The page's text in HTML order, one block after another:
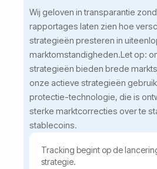
Wij geloven in transparantie
rapportages laten zien hoe
strategieën presteren in
marktomstandigheden.Let op:
strategieën bieden brede
onze actieve strategieën
protectie-technologie, die is
sterke marktcorrecties over te
stablecoins.
Tracking begint op de
strategie.